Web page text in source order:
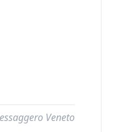
Veneto